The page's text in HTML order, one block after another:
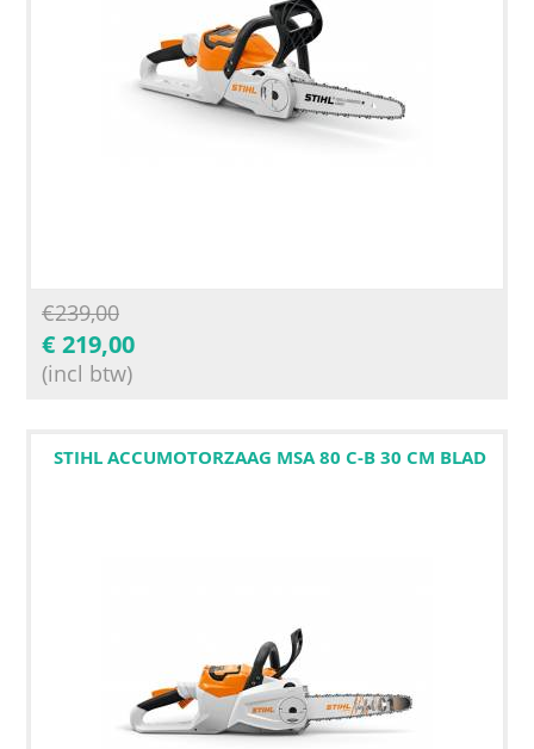
€239,00
€ 219,00
(incl btw)
STIHL ACCUMOTORZAAG MSA 80 C-B 30 CM BLAD